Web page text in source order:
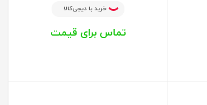
خرید با دیجی‌کالا
تماس برای قیمت